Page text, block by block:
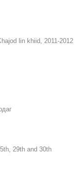
lin khiid, 2011-2012
29th and 30th